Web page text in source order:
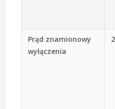
Prąd znamionowy
wyłączenia